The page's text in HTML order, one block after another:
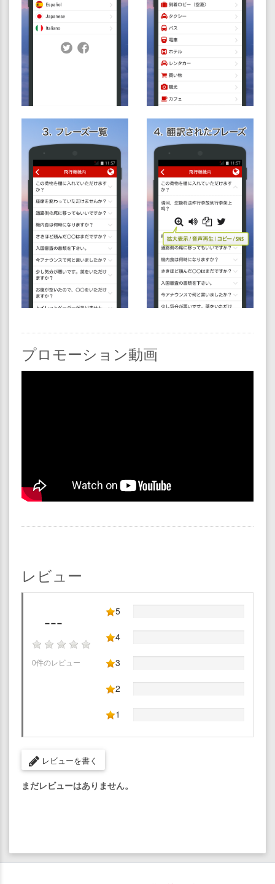
プロモーション動画
レビュー
---
0件のレビュー
5
4
3
2
1
レビューを書く
まだレビューはありません。